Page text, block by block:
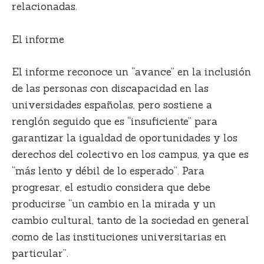
relacionadas.
El informe
El informe reconoce un “avance” en la inclusión
de las personas con discapacidad en las
universidades españolas, pero sostiene a
renglón seguido que es “insuficiente” para
garantizar la igualdad de oportunidades y los
derechos del colectivo en los campus, ya que es
“más lento y débil de lo esperado”. Para
progresar, el estudio considera que debe
producirse “un cambio en la mirada y un
cambio cultural, tanto de la sociedad en general
como de las instituciones universitarias en
particular”.